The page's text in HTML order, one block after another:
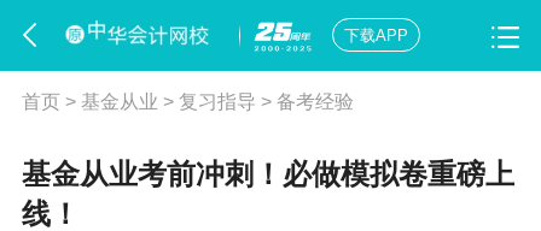
下载APP
首页> 基金从业 > 复习指导 > 备考经验
基金从业考前冲刺！必做模拟卷重磅上
线！